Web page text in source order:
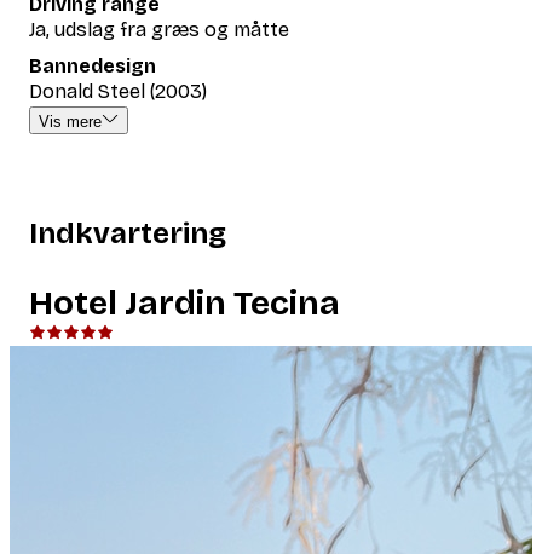
Ja, udslag fra græs og måtte
Bannedesign
Donald Steel (2003)
Vis mere
Indkvartering
Hotel Jardin Tecina